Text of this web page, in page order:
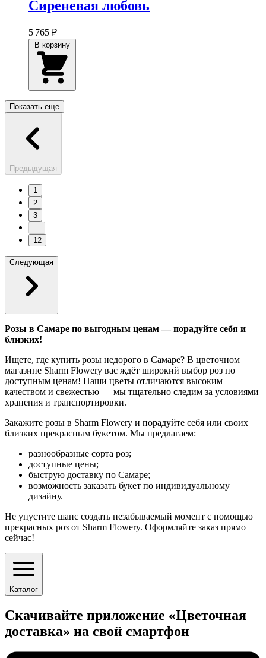
Сиреневая любовь
5 765 ₽
Показать еще
Предыдущая
1
2
3
...
12
Следующая
Розы в Самаре по выгодным ценам — порадуйте себя и
близких!
Ищете, где купить розы недорого в Самаре? В цветочном
магазине Sharm Flowery вас ждёт широкий выбор роз по
доступным ценам! Наши цветы отличаются высоким
качеством и свежестью — мы тщательно следим за условиями
хранения и транспортировки.
Закажите розы в Sharm Flowery и порадуйте себя или своих
близких прекрасным букетом. Мы предлагаем:
разнообразные сорта роз;
доступные цены;
быструю доставку по Самаре;
возможность заказать букет по индивидуальному
дизайну.
Не упустите шанс создать незабываемый момент с помощью
прекрасных роз от Sharm Flowery. Оформляйте заказ прямо
сейчас!
Каталог
Скачивайте приложение «Цветочная
доставка» на свой смартфон